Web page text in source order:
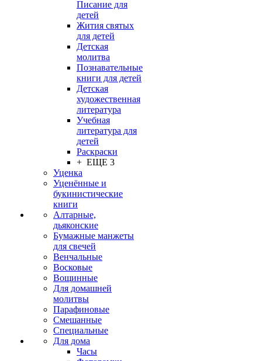
Писание для
детей
Жития святых
для детей
Детская
молитва
Познавательные
книги для детей
Детская
художественная
литература
Учебная
литература для
детей
Раскраски
+ ЕЩЕ 3
Уценка
Уценённые и
букинистические
книги
Алтарные,
дьяконские
Бумажные манжеты
для свечей
Венчальные
Восковые
Вощинные
Для домашней
молитвы
Парафиновые
Смешанные
Специальные
Для дома
Часы